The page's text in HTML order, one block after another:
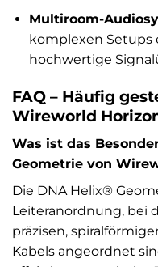
Multiroom-
komplexen Setups
hochwertige
FAQ – Häufig
Wireworld
Was ist das
Geometrie von
Die DNA Helix®
Leiteranordnung, bei
präzisen,
Kabels angeordnet